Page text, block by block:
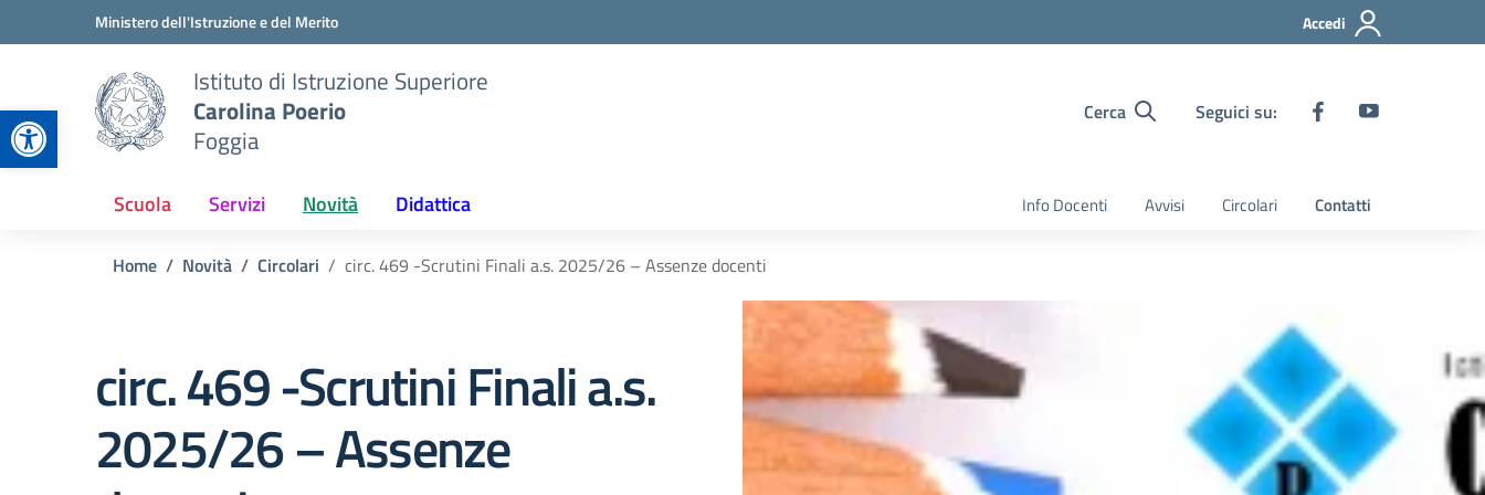
Apri la barra degli strumenti
Vai ai contenuti
Vai al menu di navigazioneMinistero dell'Istruzione e del Merito Accedi
Istituto di Istruzione Superiore
Carolina Poerio
Foggia
Cerca Seguici su:
Scuola Servizi Novità Didattica Info Docenti Avvisi Circolari Contatti
Home Novità Circolari circ. 469 -Scrutini Finali a.s. 2025/26 – Assenze docenti
circ. 469 -Scrutini Finali a.s.
2025/26 – Assenze